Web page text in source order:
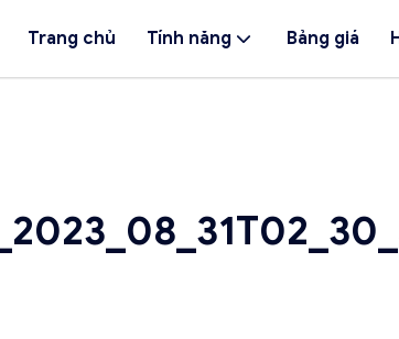
Trang chủ Tính năng Bảng giá